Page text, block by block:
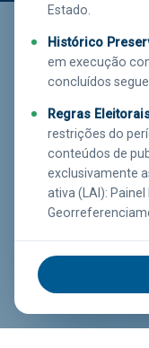
Estado.
Histórico
em execução
concluídos
Regras
restrições do
conteúdos de
exclusivamente
ativa (LAI):
EMOP
Estágio
EM EXECUÇÃO
RIO DE JANEIRO